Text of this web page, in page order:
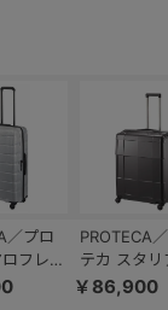
／プロ
フレッ
ーツケ
PROTECA
テカ スタリ
02354 スー
￥86,900